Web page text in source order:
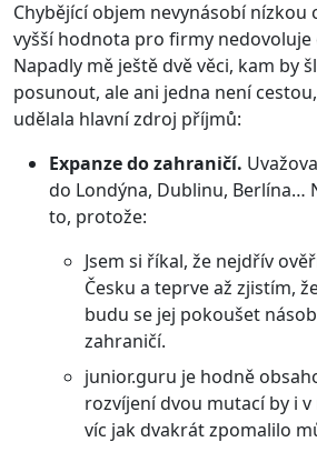
Chybějící objem nevynásobí nízkou
vyšší hodnota pro firmy nedovoluje
Napadly mě ještě dvě věci, kam by
posunout, ale ani jedna není
udělala hlavní zdroj příjmů:
Expanze do zahraničí.
do Londýna, Dublinu, Berlína…
to, protože:
Jsem si říkal, že nejdřív
Česku a teprve až zjistím,
budu se jej pokoušet
zahraničí.
junior.guru je hodně
rozvíjení dvou mutací by i
víc jak dvakrát zpomalilo